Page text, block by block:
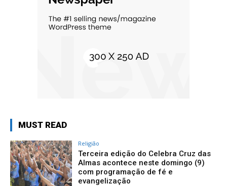
MUST READ
Religião
Terceira edição do Celebra Cruz das
Almas acontece neste domingo (9)
com programação de fé e
evangelização